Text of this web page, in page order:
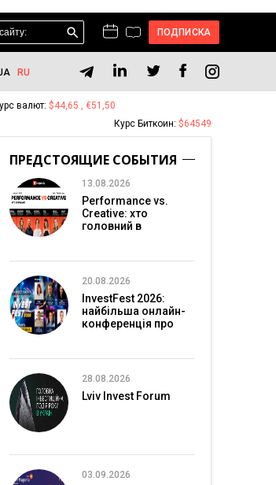
ПОДПИСКА
RU
валют: $44,65 , €51,50
Курс Биткоин: $64549
ПРЕДСТОЯЩИЕ СОБЫТИЯ
13.08.2026
Performance vs.
Creative: хто
головний в
20.08.2026
InvestFest 2026:
найбільша онлайн-
конференція про
28.08.2026
Lviv Invest Forum
03.09.2026